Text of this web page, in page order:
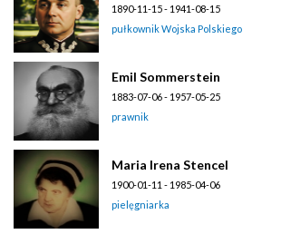
1890-11-15 - 1941-08-15
pułkownik Wojska Polskiego
Emil Sommerstein
1883-07-06 - 1957-05-25
prawnik
Maria Irena Stencel
1900-01-11 - 1985-04-06
pielęgniarka